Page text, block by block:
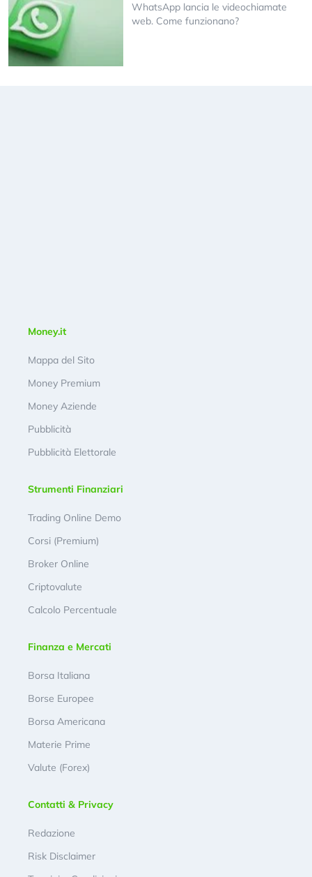
WhatsApp lancia le videochiamate
web. Come funzionano?
Money.it
Mappa del Sito
Money Premium
Money Aziende
Pubblicità
Pubblicità Elettorale
Strumenti Finanziari
Trading Online Demo
Corsi (Premium)
Broker Online
Criptovalute
Calcolo Percentuale
Finanza e Mercati
Borsa Italiana
Borse Europee
Borsa Americana
Materie Prime
Valute (Forex)
Contatti & Privacy
Redazione
Risk Disclaimer